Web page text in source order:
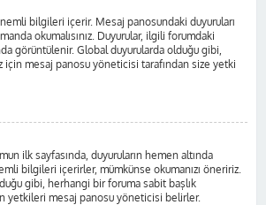
bilgileri içerir. Mesaj panosundaki duyuruları
okumalısınız. Duyurular, ilgili forumdaki
görüntülenir. Global duyurularda olduğu gibi,
mesaj panosu yöneticisi tarafından size yetki
ilk sayfasında, duyuruların hemen altında
bilgileri içerirler, mümkünse okumanızı öneririz.
gibi, herhangi bir foruma sabit başlık
yetkileri mesaj panosu yöneticisi belirler.